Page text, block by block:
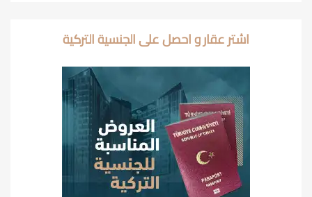
اشتر عقار و احصل على الجنسية التركية